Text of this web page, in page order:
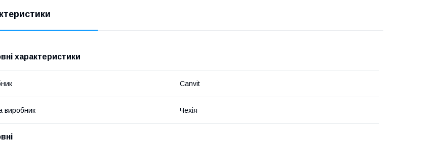
характеристики
Canvit
виробник Чехія